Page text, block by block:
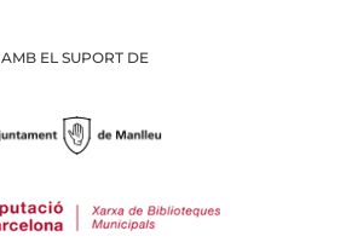
AMB EL SUPORT DE